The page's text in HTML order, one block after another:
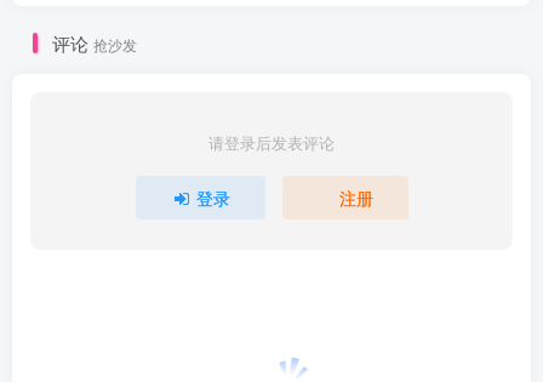
评论 抢沙发
请登录后发表评论
登录 注册